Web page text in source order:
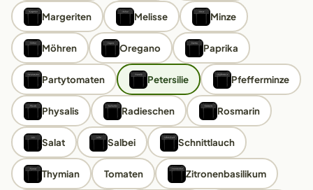
Margeriten Melisse Minze
Möhren Oregano Paprika
Partytomaten Petersilie Pfefferminze
Physalis Radieschen Rosmarin
Salat Salbei Schnittlauch
Thymian Tomaten Zitronenbasilikum